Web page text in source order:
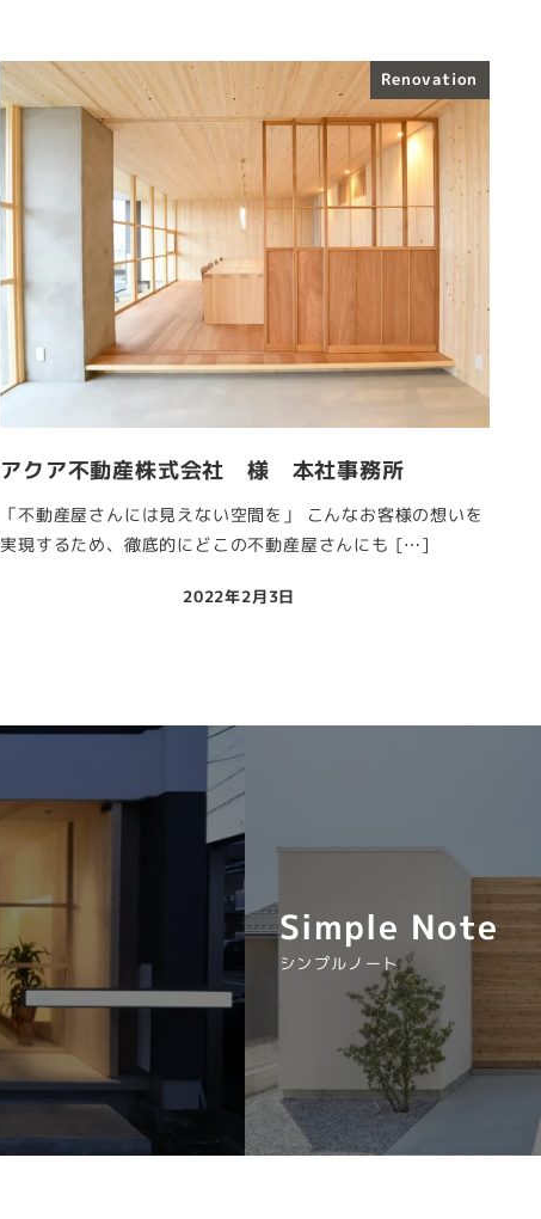
Renovation
アクア不動産株式会社 様 本社事務所
「不動産屋さんには見えない空間を」 こんなお客様の想いを
実現するため、徹底的にどこの不動産屋さんにも […]
2022年2月3日
Simple Note
シンプルノート